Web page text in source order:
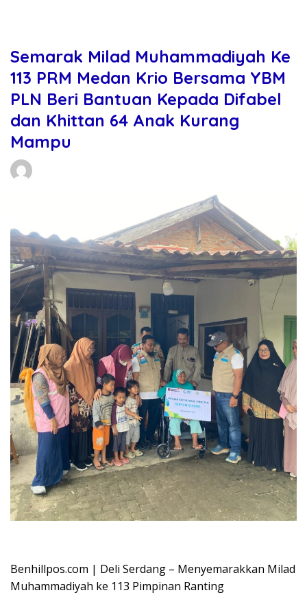
Semarak Milad Muhammadiyah Ke
113 PRM Medan Krio Bersama YBM
PLN Beri Bantuan Kepada Difabel
dan Khittan 64 Anak Kurang
Mampu
Benhillpos.com | Deli Serdang – Menyemarakkan Milad
Muhammadiyah ke 113 Pimpinan Ranting